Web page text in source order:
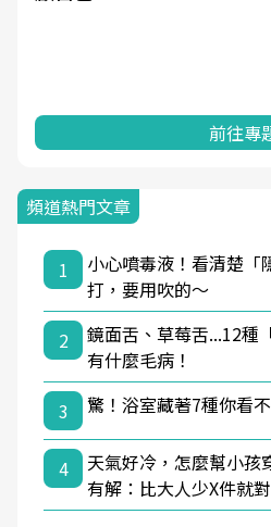
前往專
頻道熱門文章
1
小心噴毒液！看清楚「
打，要用吹的～
2
鏡面舌、草莓舌...12種
有什麼毛病！
3
驚！浴室藏著7種你看
4
天氣好冷，怎麼幫小孩
有解：比大人少X件就對